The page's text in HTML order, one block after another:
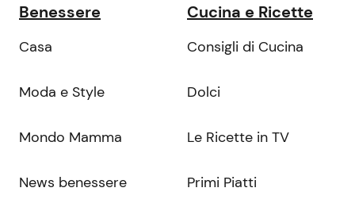
Benessere
Casa
Moda e Style
Mondo Mamma
News benessere
Cucina e Ricette
Consigli di Cucina
Dolci
Le Ricette in TV
Primi Piatti